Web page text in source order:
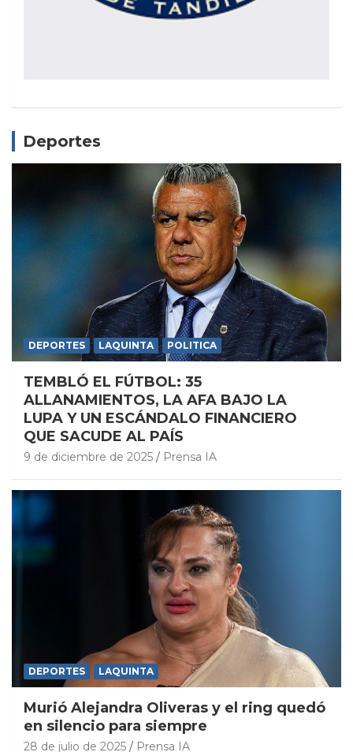
Deportes
DEPORTES LAQUINTA POLITICA
TEMBLÓ EL FÚTBOL: 35
ALLANAMIENTOS, LA AFA BAJO LA
LUPA Y UN ESCÁNDALO FINANCIERO
QUE SACUDE AL PAÍS
9 de diciembre de 2025 Prensa IA
DEPORTES LAQUINTA
Murió Alejandra Oliveras y el ring quedó
en silencio para siempre
28 de julio de 2025 Prensa IA